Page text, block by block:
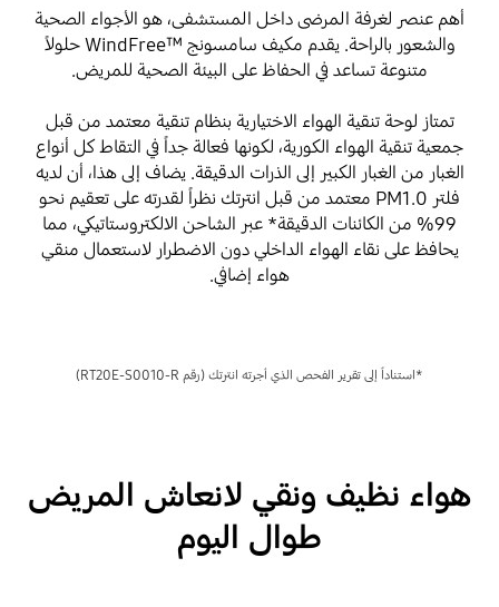
أهم عنصر لغرفة المرضى داخل المستشفى، هو الأجواء الصحية
والشعور بالراحة. يقدم مكيف سامسونج ™WindFree حلولاً
متنوعة تساعد في الحفاظ على البيئة الصحية للمريض.
تمتاز لوحة تنقية الهواء الاختيارية بنظام تنقية معتمد من قبل
جمعية تنقية الهواء الكورية، لكونها فعالة جداً في التقاط كل أنواع
الغبار من الغبار الكبير إلى الذرات الدقيقة. يضاف إلى هذا، أن لديه
فلتر PM1.0 معتمد من قبل انترتك نظراً لقدرته على تعقيم نحو
99% من الكائنات الدقيقة* عبر الشاحن الالكتروستاتيكي، مما
يحافظ على نقاء الهواء الداخلي دون الاضطرار لاستعمال منقي
هواء إضافي.
*استناداً إلى تقرير الفحص الذي أجرته انترتك (رقم RT20E-S0010-R)
هواء نظيف ونقي لانعاش المريض
طوال اليوم